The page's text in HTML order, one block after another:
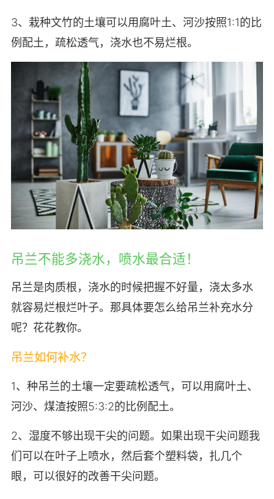
3、栽种文竹的土壤可以用腐叶土、河沙按照1:1的比
例配土，疏松透气，浇水也不易烂根。
吊兰不能多浇水，喷水最合适！
吊兰是肉质根，浇水的时候把握不好量，浇太多水
就容易烂根烂叶子。那具体要怎么给吊兰补充水分
呢？花花教你。
吊兰如何补水？
1、种吊兰的土壤一定要疏松透气，可以用腐叶土、
河沙、煤渣按照5:3:2的比例配土。
2、湿度不够出现干尖的问题。如果出现干尖问题我
们可以在叶子上喷水，然后套个塑料袋，扎几个
眼，可以很好的改善干尖问题。